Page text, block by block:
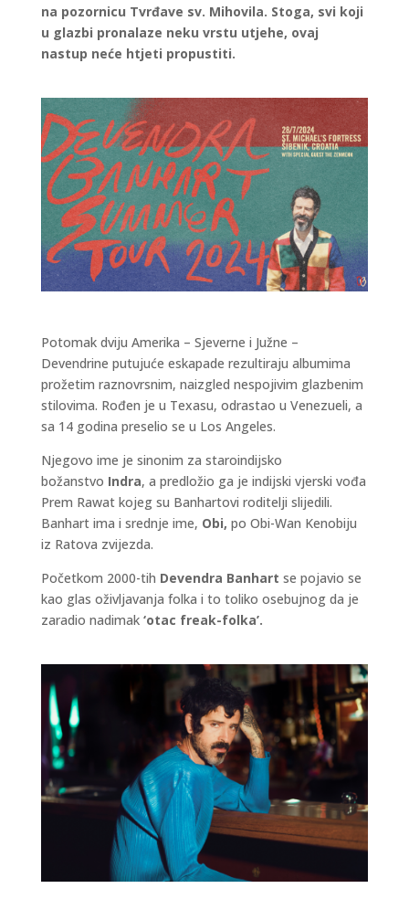
na pozornicu Tvrđave sv. Mihovila. Stoga, svi koji
u glazbi pronalaze neku vrstu utjehe, ovaj
nastup neće htjeti propustiti.
Potomak dviju Amerika – Sjeverne i Južne –
Devendrine putujuće eskapade rezultiraju albumima
prožetim raznovrsnim, naizgled nespojivim glazbenim
stilovima. Rođen je u Texasu, odrastao u Venezueli, a
sa 14 godina preselio se u Los Angeles.
Njegovo ime je sinonim za staroindijsko
božanstvo Indra, a predložio ga je indijski vjerski vođa
Prem Rawat kojeg su Banhartovi roditelji slijedili.
Banhart ima i srednje ime, Obi, po Obi-Wan Kenobiju
iz Ratova zvijezda.
Početkom 2000-tih Devendra Banhart se pojavio se
kao glas oživljavanja folka i to toliko osebujnog da je
zaradio nadimak ‘otac freak-folka’.